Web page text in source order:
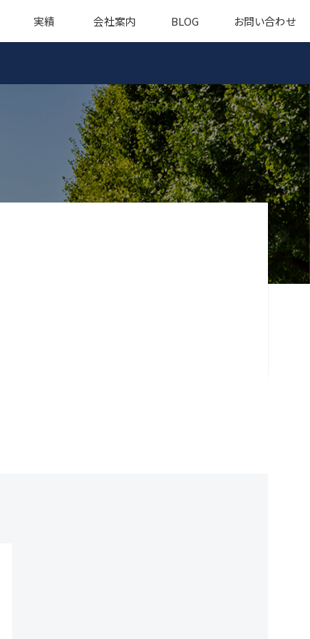
実績 会社案内 BLOG お問い合わせ